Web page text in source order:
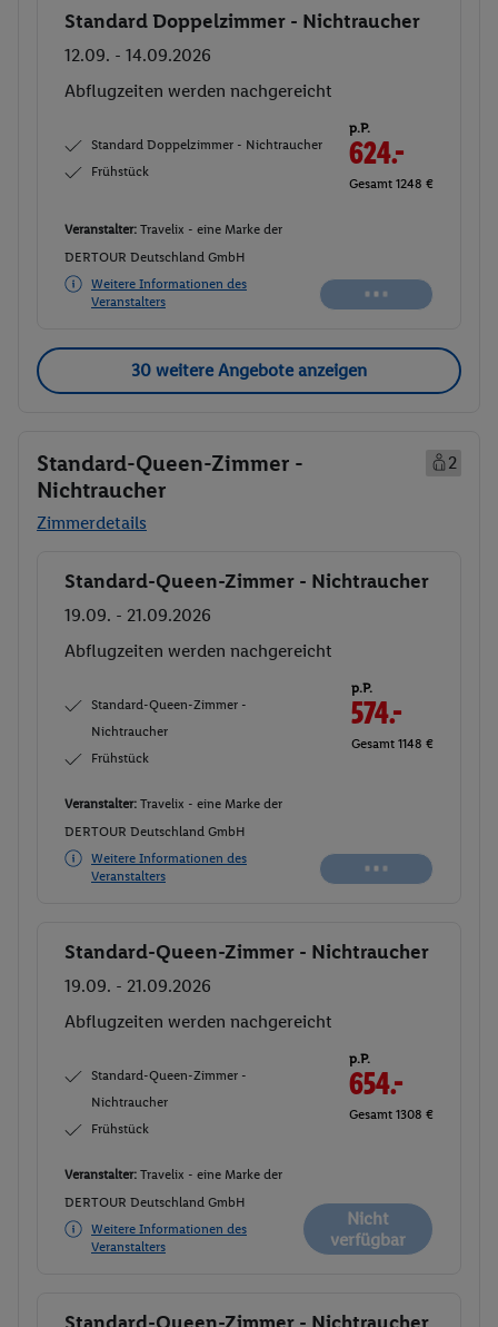
Buchen
Standard Doppelzimmer - Nichtraucher
12.09. - 14.09.2026
Abflugzeiten werden nachgereicht
Standard Doppelzimmer - Nichtraucher
Frühstück
p.P.
624.-
Gesamt 1248 €
Veranstalter: Travelix - eine Marke der
DERTOUR Deutschland GmbH
Weitere Informationen des
Veranstalters
30 weitere Angebote anzeigen
Standard-Queen-Zimmer -
Nichtraucher
2
Zimmerdetails
Buchen
Standard-Queen-Zimmer - Nichtraucher
19.09. - 21.09.2026
Abflugzeiten werden nachgereicht
Standard-Queen-Zimmer -
Nichtraucher
Frühstück
p.P.
574.-
Gesamt 1148 €
Veranstalter: Travelix - eine Marke der
DERTOUR Deutschland GmbH
Weitere Informationen des
Veranstalters
Buchen
Standard-Queen-Zimmer - Nichtraucher
19.09. - 21.09.2026
Abflugzeiten werden nachgereicht
Standard-Queen-Zimmer -
Nichtraucher
Frühstück
p.P.
654.-
Gesamt 1308 €
Veranstalter: Travelix - eine Marke der
DERTOUR Deutschland GmbH
Weitere Informationen des
Veranstalters
Nicht
verfügbar